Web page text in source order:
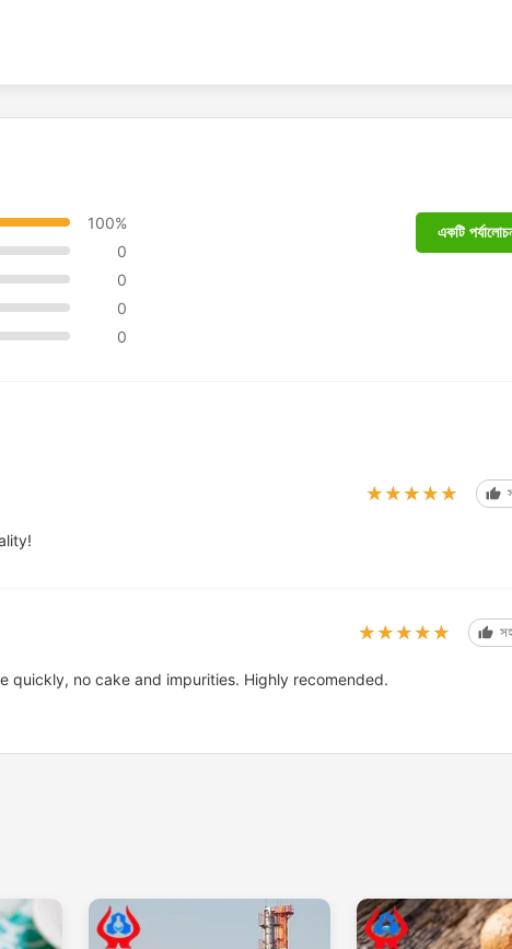
100%
0
0
0
0
একটি
★★★★★
★★★★★
★★★★★
★★★★★
quickly, no cake and impurities. Highly recomended.